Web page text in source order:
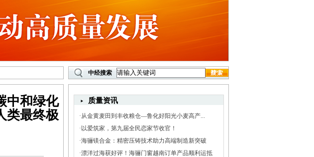
中经搜索
中和绿化
类最终极
质量资讯
·从金黄麦田到丰收粮仓—鲁化好阳光小麦高产...
· 以爱筑家，第九届全民恋家节收官！
·海骊镁合金：精密压铸技术助力高端制造新突破
·漂洋过海获好评！海骊门窗越南订单产品顺利运抵